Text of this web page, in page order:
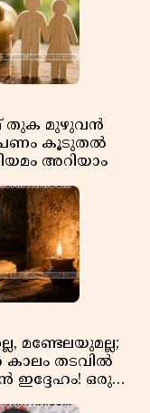
തുക മുഴുവൻ
പണം കൂടുതൽ
അറിയാം
മണ്ടേലയുമല്ല;
തടവിൽ
ഇദ്ദേഹം! ഒരു